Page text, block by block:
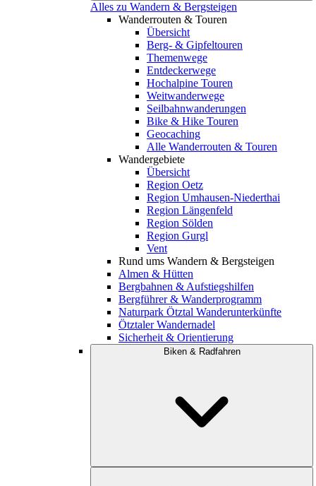
Alles zu Wandern & Bergsteigen
Wanderrouten & Touren
Übersicht
Berg- & Gipfeltouren
Themenwege
Entdeckerwege
Hochalpine Touren
Weitwanderwege
Seilbahnwanderungen
Bike & Hike Touren
Geocaching
Alle Wanderrouten & Touren
Wandergebiete
Übersicht
Region Oetz
Region Umhausen-Niederthai
Region Längenfeld
Region Sölden
Region Gurgl
Vent
Rund ums Wandern & Bergsteigen
Almen & Hütten
Bergbahnen & Aufstiegshilfen
Bergführer & Wanderprogramm
Naturpark Ötztal Wanderunterkünfte
Ötztaler Wandernadel
Sicherheit & Orientierung
Biken & Radfahren